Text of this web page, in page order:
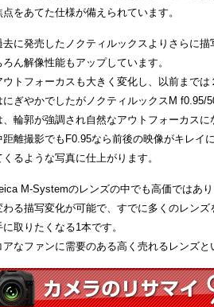
点をあてた仕様が備えられています。
去に発売したノクティルックスよりさらに描
ろん解像性能もアップしています。
ウトフォーカスも大きく変化し、以前まで
にぎやかでしたがノクティルックスM f0.95/
、輪郭が強調され自然なアウトフォーカスに
距離撮影でもF0.95なら前後の映像がキレイ
くるような写真に仕上がります。
M-Systemのレンズの中でも高価ではあ
わる描写変化が可能で、すでに多くのレン
に取りたくなる1本です。
アなファンに需要のある高く売れるレンズと